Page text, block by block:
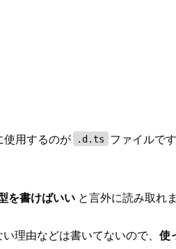
使用するのが .d.ts ファイルです
を書けばいい と言外に読み取れま
理由などは書いてないので、使